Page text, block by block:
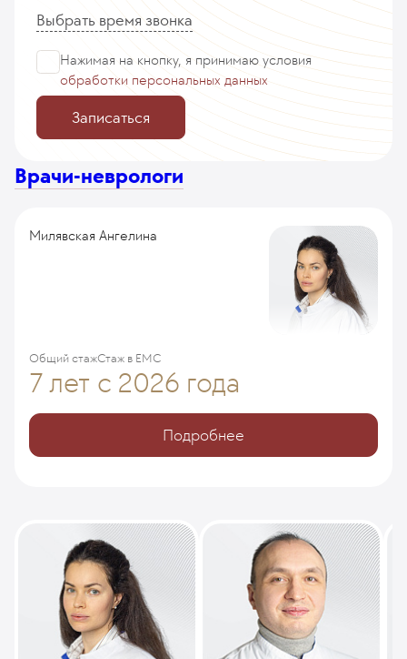
Выбрать время звонка
Нажимая на кнопку, я принимаю условия
обработки персональных данных
Записаться
Врачи-неврологи
Милявская Ангелина
Общий стаж
7 лет
Стаж в ЕМС
с 2026 года
Подробнее